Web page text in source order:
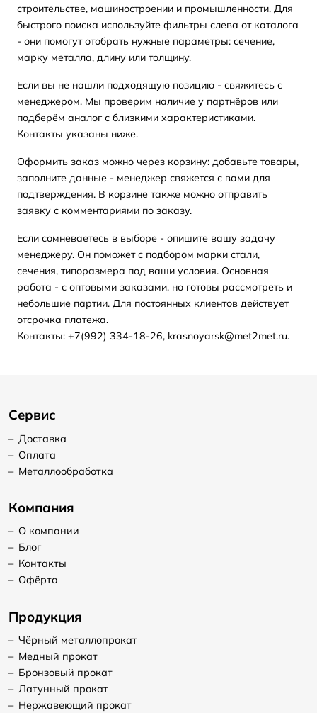
строительстве, машиностроении и промышленности. Для
быстрого поиска используйте фильтры слева от каталога
- они помогут отобрать нужные параметры: сечение,
марку металла, длину или толщину.
Если вы не нашли подходящую позицию - свяжитесь с
менеджером. Мы проверим наличие у партнёров или
подберём аналог с близкими характеристиками.
Контакты указаны ниже.
Оформить заказ можно через корзину: добавьте товары,
заполните данные - менеджер свяжется с вами для
подтверждения. В корзине также можно отправить
заявку с комментариями по заказу.
Если сомневаетесь в выборе - опишите вашу задачу
менеджеру. Он поможет с подбором марки стали,
сечения, типоразмера под ваши условия. Основная
работа - с оптовыми заказами, но готовы рассмотреть и
небольшие партии. Для постоянных клиентов действует
отсрочка платежа.
Контакты: +7(992) 334-18-26, krasnoyarsk@met2met.ru.
Сервис
– Доставка
– Оплата
– Металлообработка
Компания
– О компании
– Блог
– Контакты
– Офёрта
Продукция
– Чёрный металлопрокат
– Медный прокат
– Бронзовый прокат
– Латунный прокат
– Нержавеющий прокат